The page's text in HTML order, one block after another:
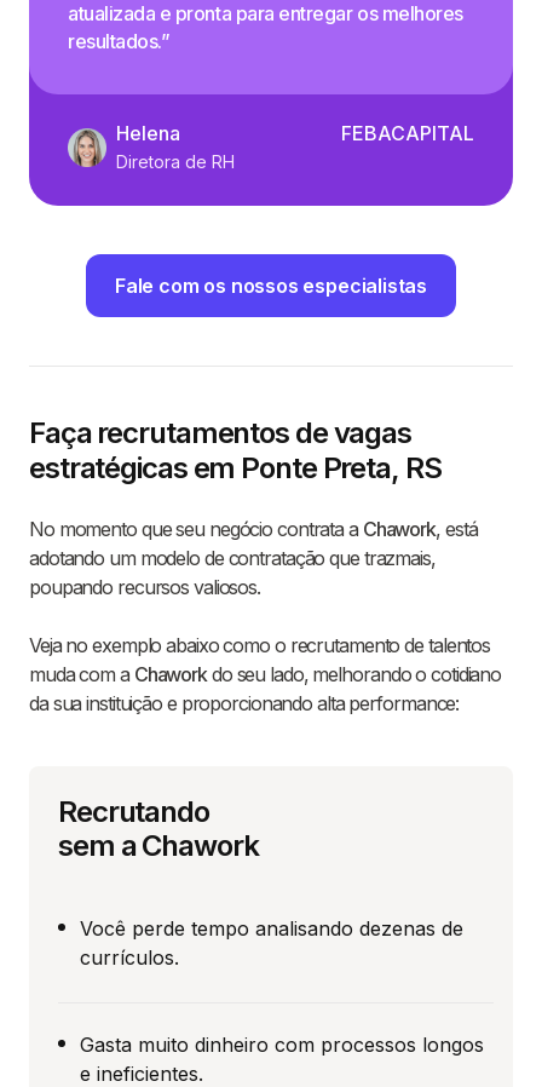
atualizada e pronta para entregar os melhores
resultados.”
Helena
Diretora de RH
FEBACAPITAL
Fale com os nossos especialistas
Faça recrutamentos de vagas
estratégicas em Ponte Preta, RS
No momento que seu negócio contrata a Chawork, está
adotando um modelo de contratação que trazmais,
poupando recursos valiosos.
Veja no exemplo abaixo como o recrutamento de talentos
muda com a Chaworkdo seu lado, melhorando o cotidiano
da sua instituição e proporcionando alta performance:
Recrutando
sem a Chawork
Você perde tempo analisando dezenas de
currículos.
Gasta muito dinheiro com processos longos
e ineficientes.